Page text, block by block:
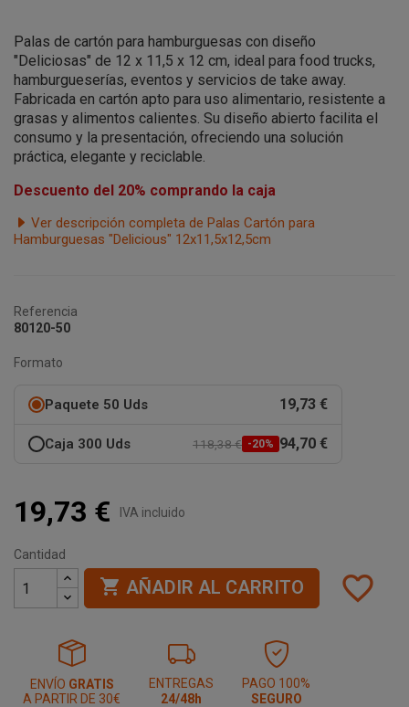
Palas de cartón para hamburguesas con diseño
"Deliciosas" de 12 x 11,5 x 12 cm, ideal para food trucks,
hamburgueserías, eventos y servicios de take away.
Fabricada en cartón apto para uso alimentario, resistente a
grasas y alimentos calientes. Su diseño abierto facilita el
consumo y la presentación, ofreciendo una solución
práctica, elegante y reciclable.
Descuento del 20% comprando la caja
Ver descripción completa de Palas Cartón para
Hamburguesas "Delicious" 12x11,5x12,5cm
Referencia
80120-50
Formato
Paquete 50 Uds 19,73 €
Caja 300 Uds 118,38 € -20% 94,70 €
19,73 € IVA incluido
Cantidad
 AÑADIR AL CARRITO favorite_border
ENVÍO GRATIS
A PARTIR DE 30€
ENTREGAS
24/48h
PAGO 100%
SEGURO